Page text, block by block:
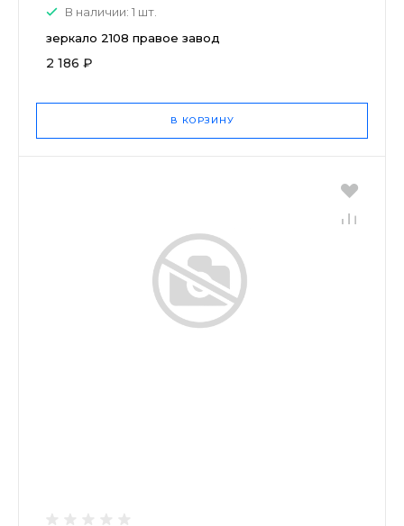
В наличии: 1 шт.
зеркало 2108 правое завод
2 186 ₽
В КОРЗИНУ